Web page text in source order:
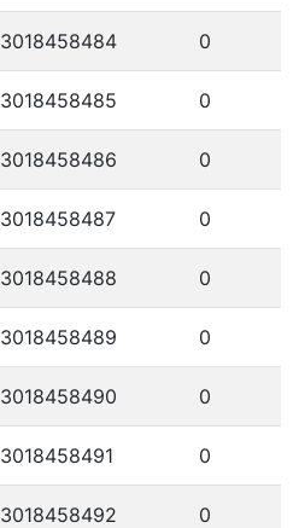
3018458484 0
3018458485 0
3018458486 0
3018458487 0
3018458488 0
3018458489 0
3018458490 0
3018458491 0
3018458492 0